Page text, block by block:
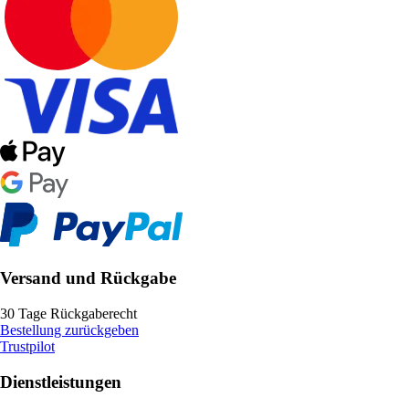
Versand und Rückgabe
30 Tage Rückgaberecht
Bestellung zurückgeben
Trustpilot
Dienstleistungen